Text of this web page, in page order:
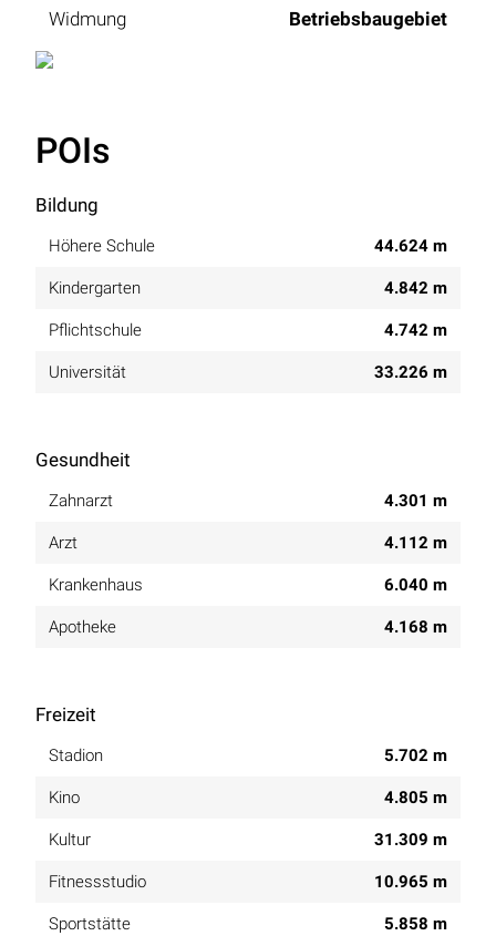
Widmung Betriebsbaugebiet
POIs
Bildung
Höhere Schule 44.624 m
Kindergarten 4.842 m
Pflichtschule 4.742 m
Universität 33.226 m
Gesundheit
Zahnarzt 4.301 m
Arzt 4.112 m
Krankenhaus 6.040 m
Apotheke 4.168 m
Freizeit
Stadion 5.702 m
Kino 4.805 m
Kultur 31.309 m
Fitnessstudio 10.965 m
Sportstätte 5.858 m